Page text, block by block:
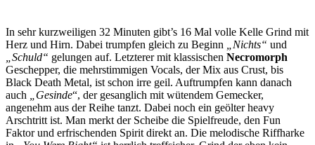
In sehr kurzweiligen 32 Minuten gibt’s 16 Mal volle Kelle Grind mit
Herz und Hirn. Dabei trumpfen gleich zu Beginn
„Nichts“ und
„Schuld“ gelungen auf. Letzterer mit klassischen Necromorph
Geschepper, die mehrstimmigen Vocals, der Mix aus Crust, bis
Black Death Metal, ist schon irre geil. Auftrumpfen kann danach
auch
„Gesinde“, der gesanglich mit wütendem Gemecker,
angenehm aus der Reihe tanzt. Dabei noch ein geölter heavy
Arschtritt ist. Man merkt der Scheibe die Spielfreude, den Fun
Faktor und erfrischenden Spirit direkt an. Die melodische Riffharke